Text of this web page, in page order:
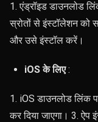
1. एंड्रॉइड डाउनलोड
स्रोतों से इंस्टॉलेशन को
और उसे इंस्टॉल करें।
iOS के लिए:
1. iOS डाउनलोड लिंक
कर दिया जाएगा। 3.